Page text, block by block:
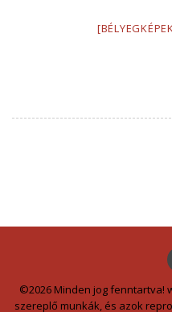
©2026 Minden jog fenntartva!
szereplő munkák, és azok